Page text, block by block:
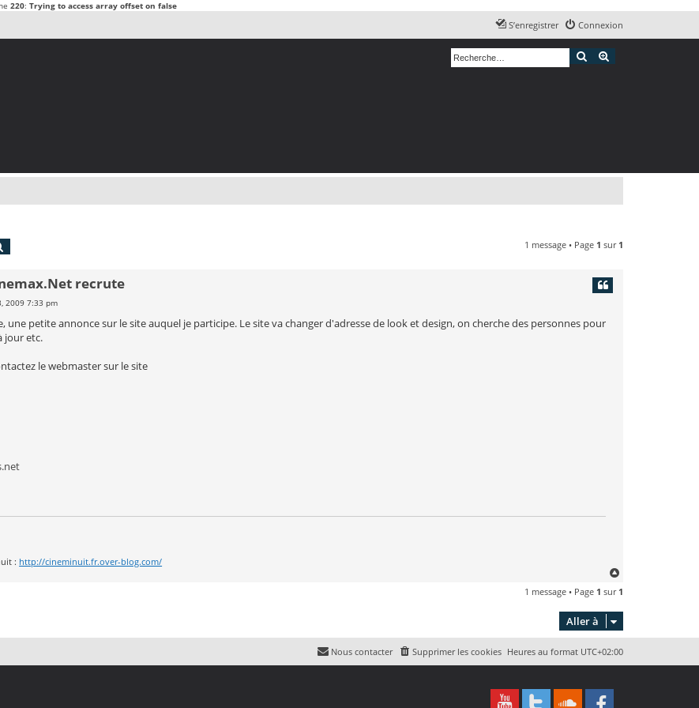
220: Trying to access array offset on false
Connexion
S’enregistrer
Rechercher
1 message • Page 1 sur 1
recrute
2009 7:33 pm
une petite annonce sur le site auquel je participe. Le site va changer d'adresse de look et design, on cherche des personnes pour
jour etc.
le webmaster sur le site
: http://cineminuit.fr.over-blog.com/
t
1 message • Page 1 sur 1
Aller à
Heures au format UTC+02:00
Supprimer les cookies
Nous contacter